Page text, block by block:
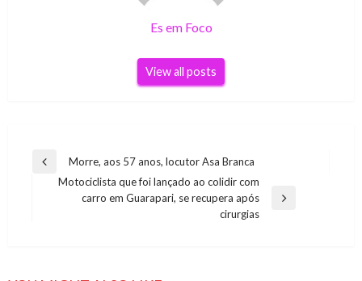
Es em Foco
View all posts
Navegação
Previous
Morre, aos 57 anos, locutor Asa Branca
Motociclista que foi lançado ao colidir com
carro em Guarapari, se recupera após
cirurgias